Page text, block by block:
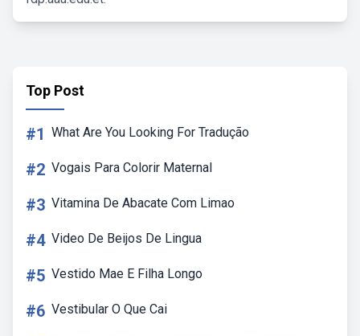
Top Post
#1 What Are You Looking For Tradução
#2 Vogais Para Colorir Maternal
#3 Vitamina De Abacate Com Limao
#4 Video De Beijos De Lingua
#5 Vestido Mae E Filha Longo
#6 Vestibular O Que Cai